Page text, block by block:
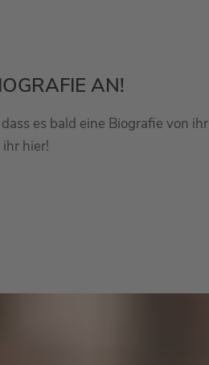
AN!
es bald eine Biografie von ihr
hier!